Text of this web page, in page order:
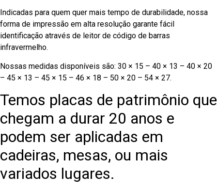
Indicadas para quem quer mais tempo de durabilidade, nossa
forma de impressão em alta resolução garante fácil
identificação através de leitor de código de barras
infravermelho.
Nossas medidas disponíveis são: 30 × 15 – 40 × 13 – 40 × 20
– 45 × 13 – 45 × 15 – 46 × 18 – 50 × 20 – 54 × 27.
Temos placas de patrimônio que
chegam a durar 20 anos e
podem ser aplicadas em
cadeiras, mesas, ou mais
variados lugares.